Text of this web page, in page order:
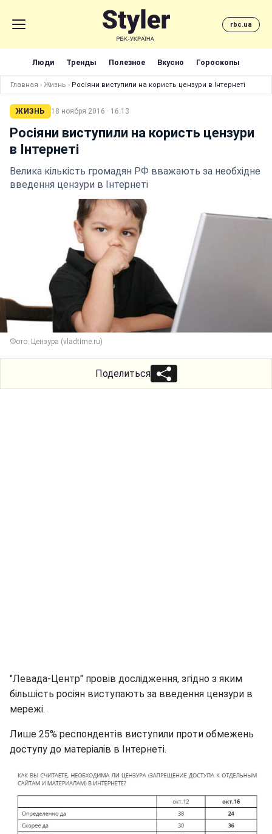
rbc.ua
Люди Тренды Полезное Вкусно Гороскопы
Главная › Жизнь › Росіяни виступили на користь цензури в Інтернеті
ЖИЗНЬ 18 ноября 2016 · 16:13
Росіяни виступили на користь цензури
в Інтернеті
Велика кількість громадян РФ вважають за необхідне
введення цензури в Інтернеті
Фото: Цензура (vladtime.ru)
Поделиться
"Левада-Центр" провів дослідження, згідно з яким
більшість росіян виступають за введення цензури в
мережі.
Лише 25% респондентів виступили проти обмежень
доступу до матеріалів в Інтернеті.